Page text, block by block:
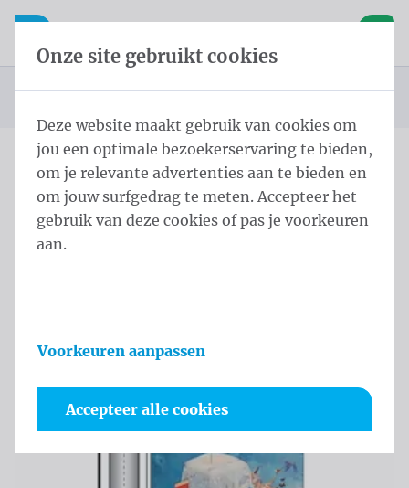
Inhoud overslaan
Taalkeuze overslaan
Open mobiele navigatie
Startpagina
Producten
Masten
Cilindrische masten met galg Mastodont
Mastodont
Productinformatie
Onze site gebruikt cookies
Deze website maakt gebruik van cookies om
jou een optimale bezoekerservaring te bieden,
om je relevante advertenties aan te bieden en
om jouw surfgedrag te meten. Accepteer het
gebruik van deze cookies of pas je voorkeuren
aan.
Voorkeuren aanpassen
Accepteer alle cookies